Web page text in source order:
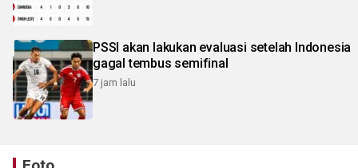
PSSI akan lakukan evaluasi setelah Indonesia
gagal tembus semifinal
7 jam lalu